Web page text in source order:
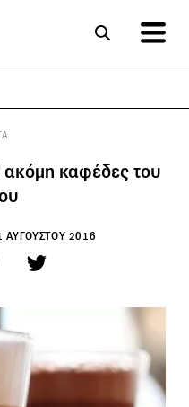
καφέδες του
ΑΥΓΟΥΣΤΟΥ 2016